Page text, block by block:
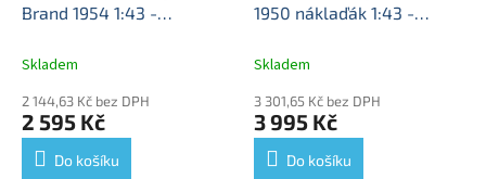
Brand 1954 1:43 -
model auta
Skladem
2 144,63 Kč bez DPH
2 595 Kč
Do košíku
1950 náklaďák 1:43 -
CargoLiner 1950 - model
Skladem
3 301,65 Kč bez DPH
3 995 Kč
Do košíku